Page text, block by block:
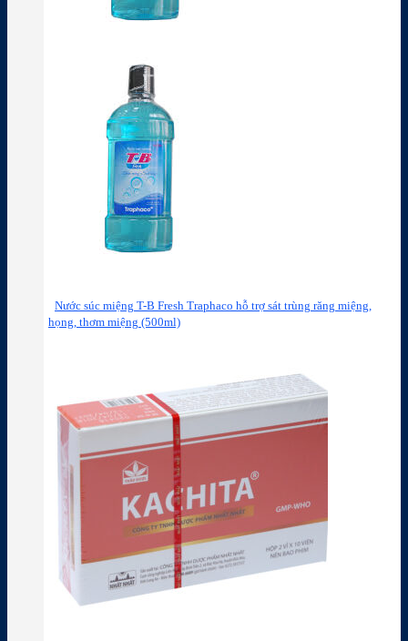
Nước súc miệng T-B Fresh Traphaco hỗ trợ sát trùng răng miệng,
họng, thơm miệng (500ml)